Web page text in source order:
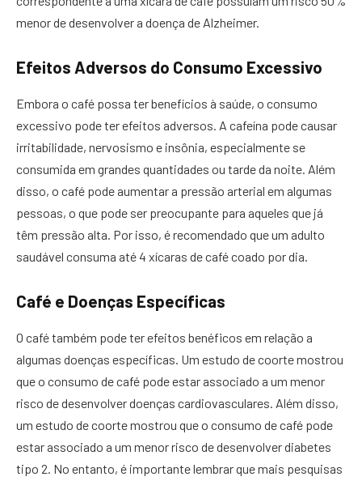
menor de desenvolver a doença de Alzheimer.
Efeitos Adversos do Consumo Excessivo
Embora o café possa ter benefícios à saúde, o consumo
excessivo pode ter efeitos adversos. A cafeína pode causar
irritabilidade, nervosismo e insônia, especialmente se
consumida em grandes quantidades ou tarde da noite. Além
disso, o café pode aumentar a pressão arterial em algumas
pessoas, o que pode ser preocupante para aqueles que já
têm pressão alta. Por isso, é recomendado que um adulto
saudável consuma até 4 xícaras de café coado por dia.
Café e Doenças Específicas
O café também pode ter efeitos benéficos em relação a
algumas doenças específicas. Um estudo de coorte mostrou
que o consumo de café pode estar associado a um menor
risco de desenvolver doenças cardiovasculares. Além disso,
um estudo de coorte mostrou que o consumo de café pode
estar associado a um menor risco de desenvolver diabetes
tipo 2. No entanto, é importante lembrar que mais pesquisas